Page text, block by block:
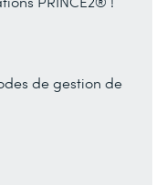
de gestion de